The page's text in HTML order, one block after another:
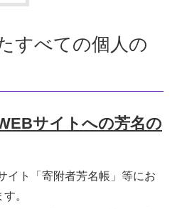
すべての個人の
サイトへの芳名の
イト「寄附者芳名帳」等にお
。